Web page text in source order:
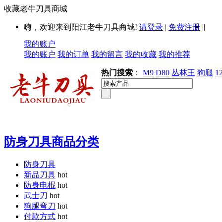
收藏老牛刀具商城
嗨，欢迎来到阳江老牛刀具商城! 请登录 | 免费注册 ||
我的账户
我的账户 我的订单 我的留言 我的收藏 我的推荐
热门搜索 ： M9 D80 丛林王 狗腿
防身刀具商品分类
防身刀具
新品刀具 hot
防身电棍 hot
武士刀 hot
狗腿弯刀 hot
付款方式 hot